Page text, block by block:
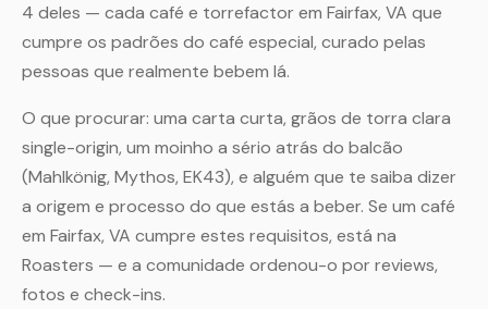
4 deles — cada café e torrefactor em Fairfax, VA que
cumpre os padrões do café especial, curado pelas
pessoas que realmente bebem lá.
O que procurar: uma carta curta, grãos de torra clara
single-origin, um moinho a sério atrás do balcão
(Mahlkönig, Mythos, EK43), e alguém que te saiba dizer
a origem e processo do que estás a beber. Se um café
em Fairfax, VA cumpre estes requisitos, está na
Roasters — e a comunidade ordenou-o por reviews,
fotos e check-ins.